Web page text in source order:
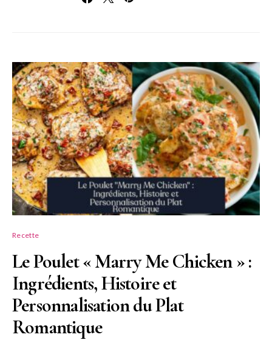
Recette
Le Poulet « Marry Me Chicken » :
Ingrédients, Histoire et
Personnalisation du Plat
Romantique